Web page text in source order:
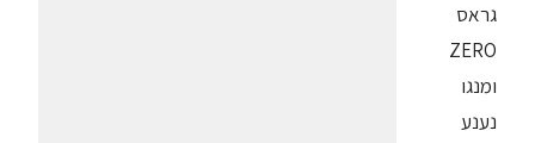
גראס
ZERO
ומנגו
נענע